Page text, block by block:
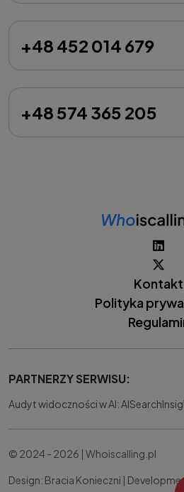
+48 452 014 679
+48 574 365 205
Kontakt
Polityka
PARTNERZY SERWISU:
Audyt widoczności w AI:
© 2024 - 2026 | Whoiscalling.pl
Design: Bracia Konieczni |